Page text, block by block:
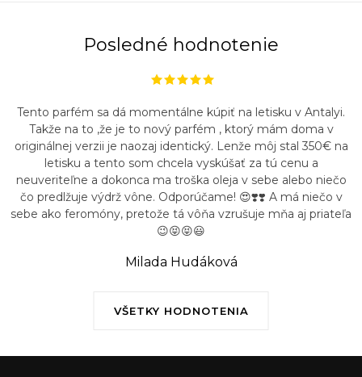
Posledné hodnotenie
VŠETKY HODNOTENIA
Tento parfém sa dá momentálne kúpiť na letisku v Antalyi.
Takže na to ,že je to nový parfém , ktorý mám doma v
originálnej verzii je naozaj identický. Lenže môj stal 350€ na
letisku a tento som chcela vyskúšať za tú cenu a
neuveriteľne a dokonca ma troška oleja v sebe alebo niečo
čo predlžuje výdrž vône. Odporúčame! 😍❣️❣️ A má niečo v
sebe ako feromóny, pretože tá vôňa vzrušuje mňa aj priateľa
😉😝😝😃
Milada Hudáková